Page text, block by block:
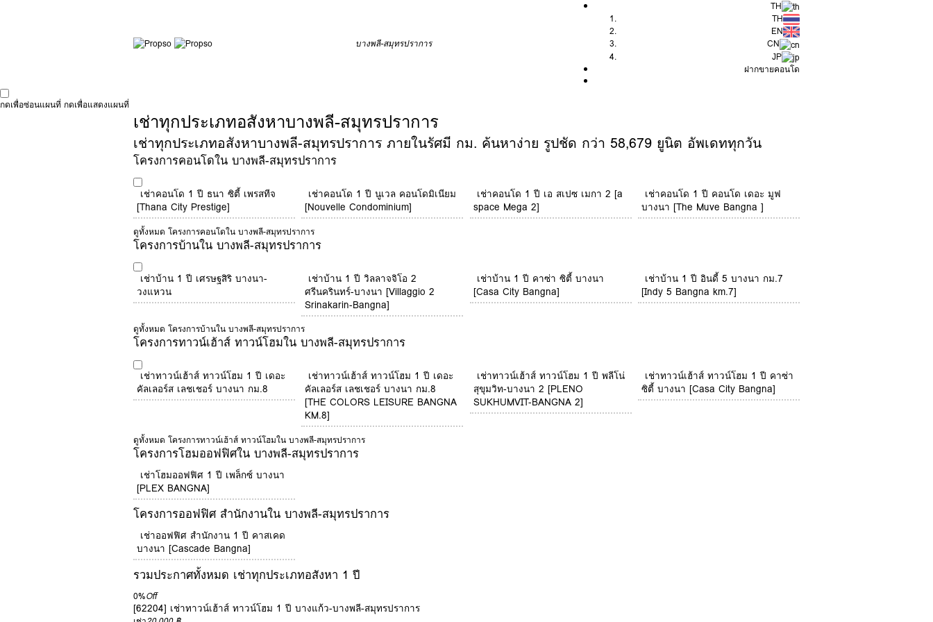
บางพลี-สมุทรปราการ
TH
TH
EN
CN
JP
ฝากขายคอนโด
กดเพื่อซ่อนแผนที่ กดเพื่อแสดงแผนที่
เช่าทุกประเภทอสังหาบางพลี-สมุทรปราการ
เช่าทุกประเภทอสังหาบางพลี-สมุทรปราการ ภายในรัศมี กม. ค้นหาง่าย รูปชัด กว่า 58,679 ยูนิต อัพเดททุกวัน
โครงการคอนโดใน บางพลี-สมุทรปราการ
เช่าคอนโด 1 ปี ธนา ซิตี้ เพรสทีจ
[Thana City Prestige]
เช่าคอนโด 1 ปี นูเวล คอนโดมิเนียม
[Nouvelle Condominium]
เช่าคอนโด 1 ปี เอ สเปซ เมกา 2 [a
space Mega 2]
เช่าคอนโด 1 ปี คอนโด เดอะ มูฟ
บางนา [The Muve Bangna ]
ดูทั้งหมด โครงการคอนโดใน บางพลี-สมุทรปราการ
โครงการบ้านใน บางพลี-สมุทรปราการ
เช่าบ้าน 1 ปี เศรษฐสิริ บางนา-
วงแหวน
เช่าบ้าน 1 ปี วิลลาจจิโอ 2
ศรีนครินทร์-บางนา [Villaggio 2
Srinakarin-Bangna]
เช่าบ้าน 1 ปี คาซ่า ซิตี้ บางนา
[Casa City Bangna]
เช่าบ้าน 1 ปี อินดี้ 5 บางนา กม.7
[Indy 5 Bangna km.7]
ดูทั้งหมด โครงการบ้านใน บางพลี-สมุทรปราการ
โครงการทาวน์เฮ้าส์ ทาวน์โฮมใน บางพลี-สมุทรปราการ
เช่าทาวน์เฮ้าส์ ทาวน์โฮม 1 ปี เดอะ
คัลเลอร์ส เลชเชอร์ บางนา กม.8
เช่าทาวน์เฮ้าส์ ทาวน์โฮม 1 ปี เดอะ
คัลเลอร์ส เลชเชอร์ บางนา กม.8
[THE COLORS LEISURE BANGNA
KM.8]
เช่าทาวน์เฮ้าส์ ทาวน์โฮม 1 ปี พลีโน่
สุขุมวิท-บางนา 2 [PLENO
SUKHUMVIT-BANGNA 2]
เช่าทาวน์เฮ้าส์ ทาวน์โฮม 1 ปี คาซ่า
ซิตี้ บางนา [Casa City Bangna]
ดูทั้งหมด โครงการทาวน์เฮ้าส์ ทาวน์โฮมใน บางพลี-สมุทรปราการ
โครงการโฮมออฟฟิศใน บางพลี-สมุทรปราการ
เช่าโฮมออฟฟิศ 1 ปี เพล็กซ์ บางนา
[PLEX BANGNA]
โครงการออฟฟิศ สำนักงานใน บางพลี-สมุทรปราการ
เช่าออฟฟิศ สำนักงาน 1 ปี คาสเคด
บางนา [Cascade Bangna]
รวมประกาศทั้งหมด เช่าทุกประเภทอสังหา 1 ปี
0%Off
[62204] เช่าทาวน์เฮ้าส์ ทาวน์โฮม 1 ปี บางแก้ว-บางพลี-สมุทรปราการ